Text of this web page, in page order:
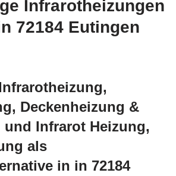
Infrarotheizungen
72184 Eutingen
Deckenheizung &
Infrarot Heizung,
als
in in 72184